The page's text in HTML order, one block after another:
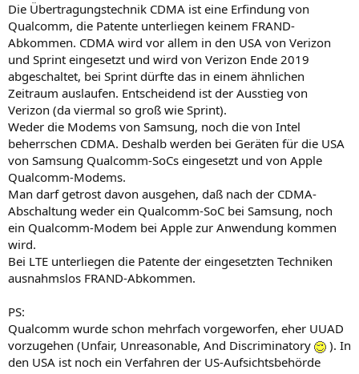
Die Übertragungstechnik CDMA ist eine Erfindung von
Qualcomm, die Patente unterliegen keinem FRAND-
Abkommen. CDMA wird vor allem in den USA von Verizon
und Sprint eingesetzt und wird von Verizon Ende 2019
abgeschaltet, bei Sprint dürfte das in einem ähnlichen
Zeitraum auslaufen. Entscheidend ist der Ausstieg von
Verizon (da viermal so groß wie Sprint).
Weder die Modems von Samsung, noch die von Intel
beherrschen CDMA. Deshalb werden bei Geräten für die USA
von Samsung Qualcomm-SoCs eingesetzt und von Apple
Qualcomm-Modems.
Man darf getrost davon ausgehen, daß nach der CDMA-
Abschaltung weder ein Qualcomm-SoC bei Samsung, noch
ein Qualcomm-Modem bei Apple zur Anwendung kommen
wird.
Bei LTE unterliegen die Patente der eingesetzten Techniken
ausnahmslos FRAND-Abkommen.
PS:
Qualcomm wurde schon mehrfach vorgeworfen, eher UUAD
vorzugehen (Unfair, Unreasonable, And Discriminatory
). In
den USA ist noch ein Verfahren der US-Aufsichtsbehörde